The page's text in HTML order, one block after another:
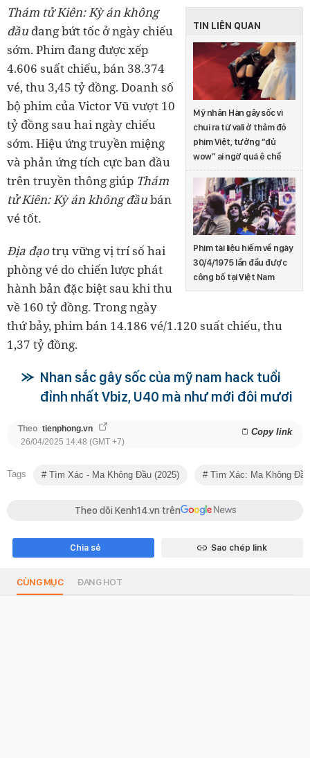
TIN LIÊN QUAN
Mỹ nhân Hàn gây sốc vì
chui ra từ vali ở thảm đỏ
phim Việt, tưởng “đủ
wow” ai ngờ quá ê chề
Phim tài liệu hiếm về ngày
30/4/1975 lần đầu được
công bố tại Việt Nam
Thám tử Kiên: Kỳ án không
đầu đang bứt tốc ở ngày chiếu
sớm. Phim đang được xếp
4.606 suất chiếu, bán 38.374
vé, thu 3,45 tỷ đồng. Doanh số
bộ phim của Victor Vũ vượt 10
tỷ đồng sau hai ngày chiếu
sớm. Hiệu ứng truyền miệng
và phản ứng tích cực ban đầu
trên truyền thông giúp Thám
tử Kiên: Kỳ án không đầubán
vé tốt.
Địa đạotrụ vững vị trí số hai
phòng vé do chiến lược phát
hành bản đặc biệt sau khi thu
về 160 tỷ đồng. Trong ngày
thứ bảy, phim bán 14.186 vé/1.120 suất chiếu, thu
1,37 tỷ đồng.
Nhan sắc gây sốc của mỹ nam hack tuổi
đỉnh nhất Vbiz, U40 mà như mới đôi mươi
Theo tienphong.vn Copy link
26/04/2025 14:48 (GMT +7)
Tags Tìm Xác - Ma Không Đầu (2025) Tìm Xác: Ma Không Đầu
Theo dõi Kenh14.vn trên
Chia sẻ Sao chép link
CÙNG MỤC ĐANG HOT